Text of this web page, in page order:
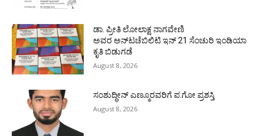
ಡಾ. ಪ್ರೀತಿ ಲೋಲಾಕ್ಷ ನಾಗವೇಣಿ
ಅವರ ಅನ್‌ಟಚೆಬಿಲಿಟಿ ಇನ್ 21 ಸೆಂಚುರಿ ಇಂಡಿಯಾ
ಕೃತಿ ಬಿಡುಗಡೆ
August 8, 2026
ಸಂಶುದ್ಧೀನ್ ಎಣ್ಮೂರವರಿಗೆ ಪ.ಗೋ ಪ್ರಶಸ್ತಿ
August 8, 2026